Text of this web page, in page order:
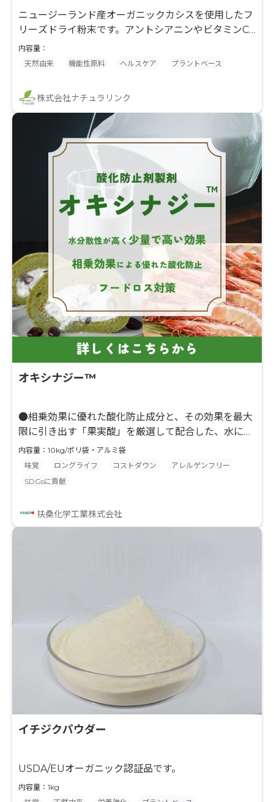
ニュージーランド産オーガニックカシスを使用したフ
リーズドライ粉末です。アントシアニンやビタミンC
を豊富に含み、健康・美容・スポーツ市場向け素材と
して注目されています。スムージー、ヨーグルト、サ
証取得のナチュラル素材です。
内容量：
天然由来
機能性原料 ヘルスケア プラントベース
株式会社ナチュラリンク
オキシナジー™
●相乗効果に優れた酸化防止成分と、その効果を最大
限に引き出す「果実酸」を厳選して配合した、水に均
一分散可能な粉末タイプの新規酸化防止剤製剤です
●油菓子や即席麵等の酸化防止、抹茶の退色防止、冷
凍食品の酸化/冷凍焼け防止など様々な食品に使用い
内容量：10kg/ポリ袋・アルミ袋
味覚
ロングライフ コストダウン
アレルゲンフリー
SDGsに貢献
扶桑化学工業株式会社
イチジクパウダー
USDA/EUオーガニック認証品です。
内容量：1kg